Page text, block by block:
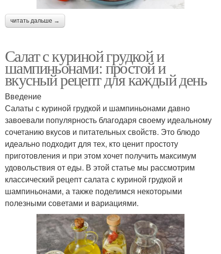
читать дальше →
Салат с куриной грудкой и
шампиньонами: простой и
вкусный рецепт для каждый день
Введение
Салаты с куриной грудкой и шампиньонами давно
завоевали популярность благодаря своему идеальному
сочетанию вкусов и питательных свойств. Это блюдо
идеально подходит для тех, кто ценит простоту
приготовления и при этом хочет получить максимум
удовольствия от еды. В этой статье мы рассмотрим
классический рецепт салата с куриной грудкой и
шампиньонами, а также поделимся некоторыми
полезными советами и вариациями.